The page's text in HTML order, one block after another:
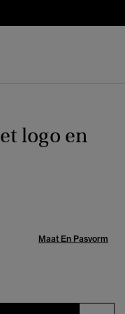
logo en
Maat En Pasvorm